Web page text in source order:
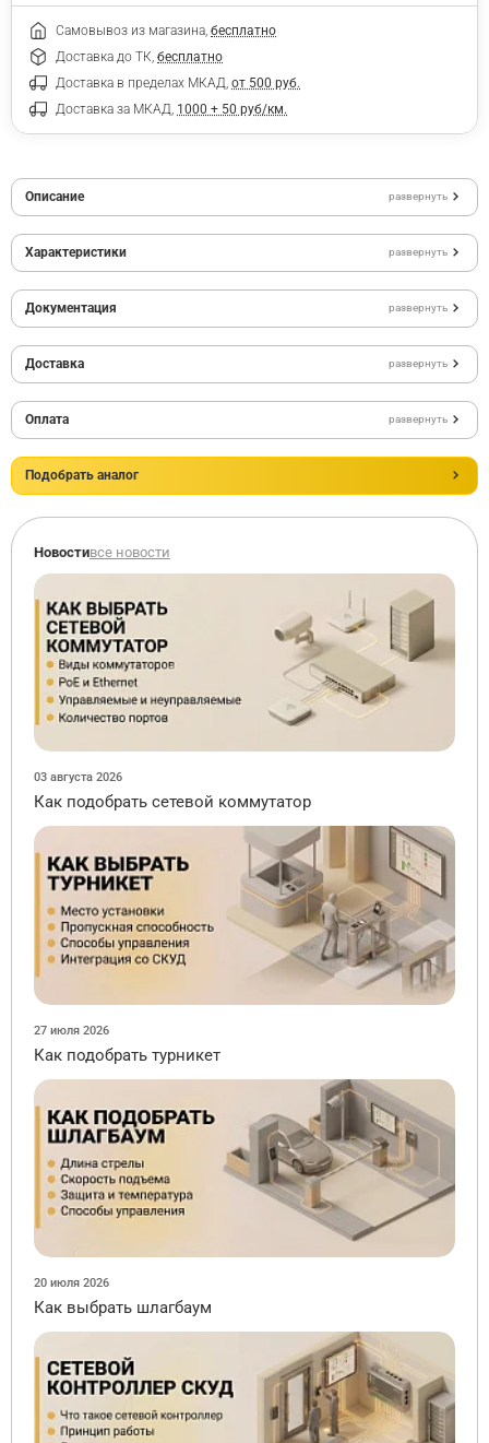
Самовывоз из магазина, бесплатно
Доставка до ТК, бесплатно
Доставка в пределах МКАД, от 500 руб.
Доставка за МКАД, 1000 + 50 руб/км.
Описание развернуть
Характеристики развернуть
Документация развернуть
Доставка развернуть
Оплата развернуть
Подобрать аналог
Новостивсе новости
03 августа 2026
Как подобрать сетевой коммутатор
27 июля 2026
Как подобрать турникет
20 июля 2026
Как выбрать шлагбаум